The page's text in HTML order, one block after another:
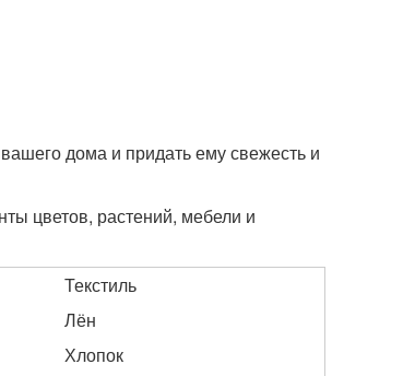
дома и придать ему свежесть и
цветов, растений, мебели и
Текстиль
Лён
Хлопок